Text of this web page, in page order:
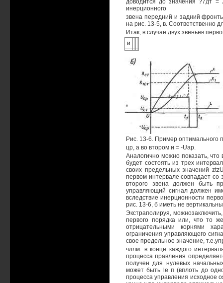
доводится до значения ?7дт =
инерционного
звена передний и задний
на рис. 13-5, в. Соответственно
Итак, в случае двух звеньев
и
Рис. 13-6. Пример оптимального
цр, а во втором и = -Uap.
Аналогично можно показать,
будет состоять из трех
своих предельных значений
первом интервале совпадает со
второго звена должен быть
управляющий сигнал должен
вследствие инерционности
рис. 13-6, б иметь не
Экстраполируя,
первого порядка или, что то
отрицательными корнями
ограничения управляющего
свое предельное значение,
чллм. в конце каждого
процесса правления
получен для нулевых
может быть le п (вплоть до
процесса управления исходное